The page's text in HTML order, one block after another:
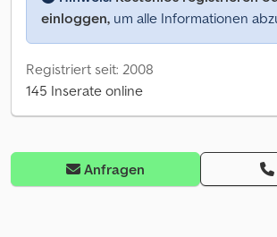
einloggen, um alle Informationen
Registriert seit: 2008
145 Inserate online
Anfragen